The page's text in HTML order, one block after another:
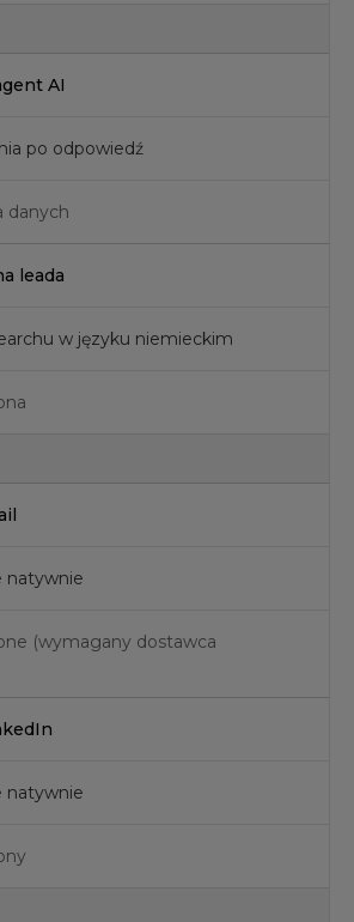
AI
po odpowiedź
danych
leada
w języku niemieckim
natywnie
(wymagany dostawca
natywnie